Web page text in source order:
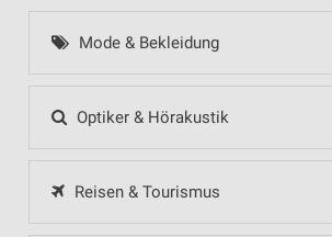
Mode & Bekleidung
Optiker & Hörakustik
Reisen & Tourismus